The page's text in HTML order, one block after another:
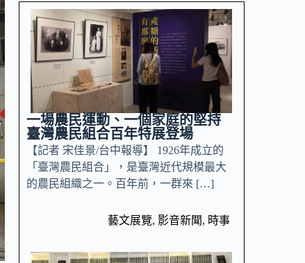
一場農民運動、一個家庭的堅持
臺灣農民組合百年特展登場
【記者 宋佳景/台中報導】 1926年成立的
「臺灣農民組合」，是臺灣近代規模最大
的農民組織之一。百年前，一群來 […]
藝文展覽, 影音新聞, 時事